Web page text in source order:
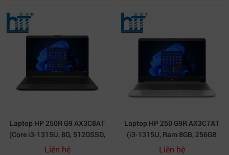
Laptop HP 250R G9 AX3C8AT
(Core i3-1315U, 8G, 512GSSD,
15.6FHD, W11SL, Dark ash
Liên hệ
Laptop HP 250 G9R AX3C7AT
(i3-1315U, Ram 8GB, 256GB
SSD, 15.6 Inch FHD, Win 11,
Liên hệ